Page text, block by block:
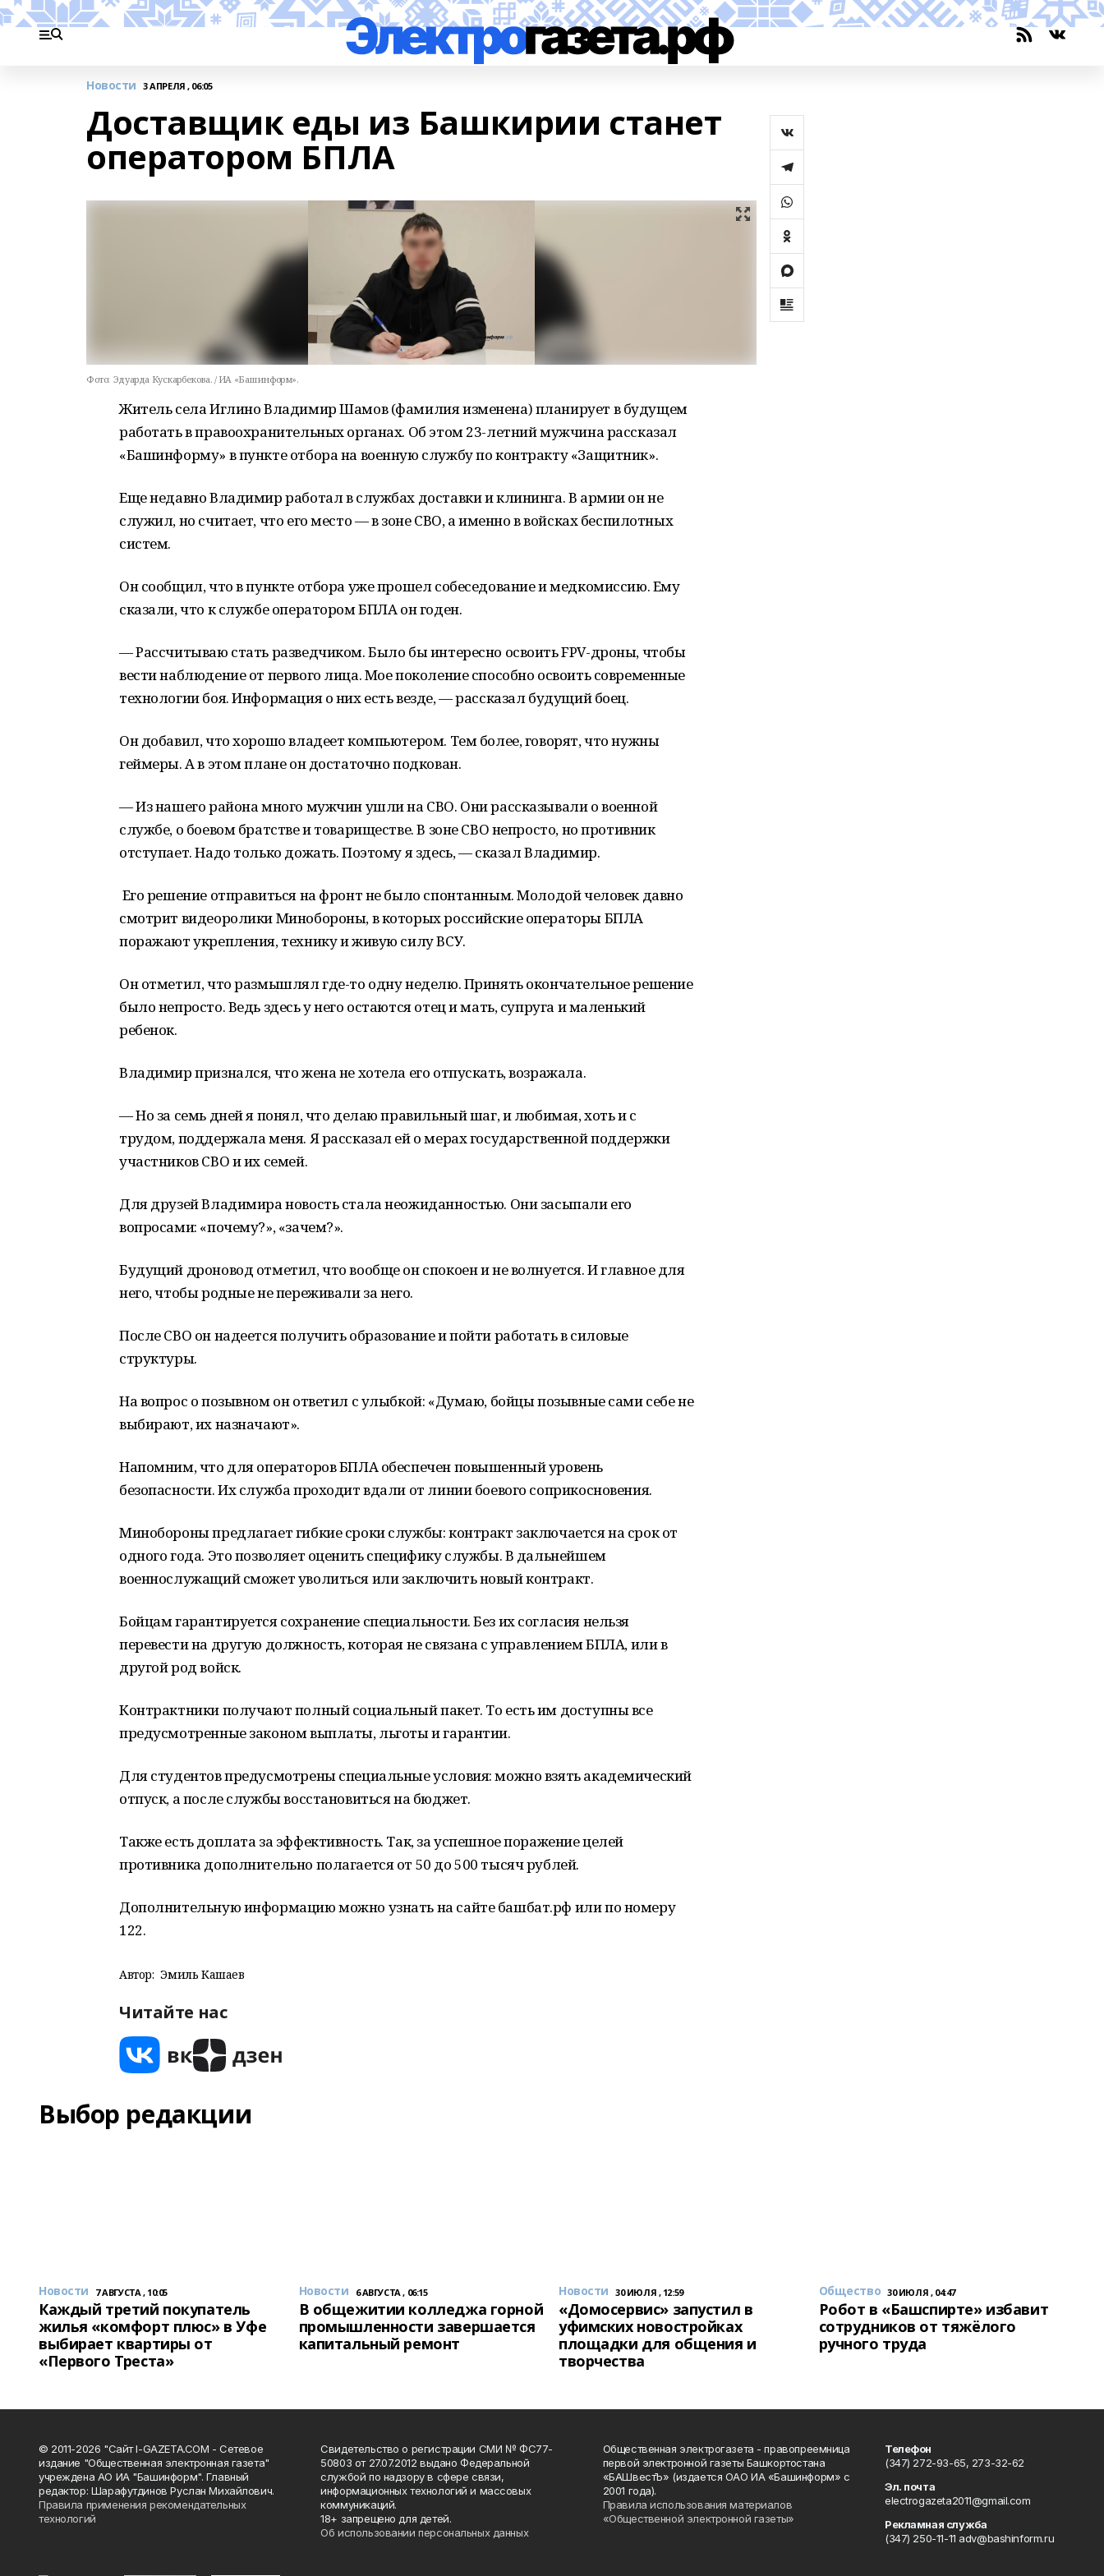
Новости 3 АПРЕЛЯ , 06:05
Доставщик еды из Башкирии станет
оператором БПЛА
Фото: Эдуарда Кускарбекова. / ИА «Башинформ».
Житель села Иглино Владимир Шамов (фамилия изменена) планирует в будущем
работать в правоохранительных органах. Об этом 23-летний мужчина рассказал
«Башинформу» в пункте отбора на военную службу по контракту «Защитник».
Еще недавно Владимир работал в службах доставки и клининга. В армии он не
служил, но считает, что его место — в зоне СВО, а именно в войсках беспилотных
систем.
Он сообщил, что в пункте отбора уже прошел собеседование и медкомиссию. Ему
сказали, что к службе оператором БПЛА он годен.
— Рассчитываю стать разведчиком. Было бы интересно освоить FPV-дроны, чтобы
вести наблюдение от первого лица. Мое поколение способно освоить современные
технологии боя. Информация о них есть везде, — рассказал будущий боец.
Он добавил, что хорошо владеет компьютером. Тем более, говорят, что нужны
геймеры. А в этом плане он достаточно подкован.
— Из нашего района много мужчин ушли на СВО. Они рассказывали о военной
службе, о боевом братстве и товариществе. В зоне СВО непросто, но противник
отступает. Надо только дожать. Поэтому я здесь, — сказал Владимир.
Его решение отправиться на фронт не было спонтанным. Молодой человек давно
смотрит видеоролики Минобороны, в которых российские операторы БПЛА
поражают укрепления, технику и живую силу ВСУ.
Он отметил, что размышлял где-то одну неделю. Принять окончательное решение
было непросто. Ведь здесь у него остаются отец и мать, супруга и маленький
ребенок.
Владимир признался, что жена не хотела его отпускать, возражала.
— Но за семь дней я понял, что делаю правильный шаг, и любимая, хоть и с
трудом, поддержала меня. Я рассказал ей о мерах государственной поддержки
участников СВО и их семей.
Для друзей Владимира новость стала неожиданностью. Они засыпали его
вопросами: «почему?», «зачем?».
Будущий дроновод отметил, что вообще он спокоен и не волнуется. И главное для
него, чтобы родные не переживали за него.
После СВО он надеется получить образование и пойти работать в силовые
структуры.
На вопрос о позывном он ответил с улыбкой: «Думаю, бойцы позывные сами себе не
выбирают, их назначают».
Напомним, что для операторов БПЛА обеспечен повышенный уровень
безопасности. Их служба проходит вдали от линии боевого соприкосновения.
Минобороны предлагает гибкие сроки службы: контракт заключается на срок от
одного года. Это позволяет оценить специфику службы. В дальнейшем
военнослужащий сможет уволиться или заключить новый контракт.
Бойцам гарантируется сохранение специальности. Без их согласия нельзя
перевести на другую должность, которая не связана с управлением БПЛА, или в
другой род войск.
Контрактники получают полный социальный пакет. То есть им доступны все
предусмотренные законом выплаты, льготы и гарантии.
Для студентов предусмотрены специальные условия: можно взять академический
отпуск, а после службы восстановиться на бюджет.
Также есть доплата за эффективность. Так, за успешное поражение целей
противника дополнительно полагается от 50 до 500 тысяч рублей.
Дополнительную информацию можно узнать на сайте башбат.рф или по номеру
122.
Автор: Эмиль Кашаев
Читайте нас
Выбор редакции
Новости 7 АВГУСТА , 10:05
Каждый третий покупатель
жилья «комфорт плюс» в Уфе
выбирает квартиры от
«Первого Треста»
Новости 6 АВГУСТА , 06:15
В общежитии колледжа горной
промышленности завершается
капитальный ремонт
Новости 30 ИЮЛЯ , 12:59
«Домосервис» запустил в
уфимских новостройках
площадки для общения и
творчества
Общество 30 ИЮЛЯ , 04:47
Робот в «Башспирте» избавит
сотрудников от тяжёлого
ручного труда
© 2011-2026 "Сайт I-GAZETA.COM - Сетевое
издание "Общественная электронная газета"
учреждена АО ИА "Башинформ". Главный
редактор: Шарафутдинов Руслан Михайлович.
Правила применения рекомендательных
технологий
Свидетельство о регистрации СМИ № ФС77-
50803 от 27.07.2012 выдано Федеральной
службой по надзору в сфере связи,
информационных технологий и массовых
коммуникаций.
18+ запрещено для детей.
Об использовании персональных данных
Общественная электрогазета - правопреемница
первой электронной газеты Башкортостана
«БАШвестЪ» (издается ОАО ИА «Башинформ» с
2001 года).
Правила использования материалов
«Общественной электронной газеты»
Телефон
(347) 272-93-65, 273-32-62
Эл. почта
electrogazeta2011@gmail.com
Рекламная служба
(347) 250-11-11 adv@bashinform.ru